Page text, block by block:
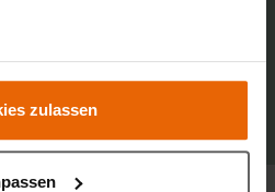
zulassen